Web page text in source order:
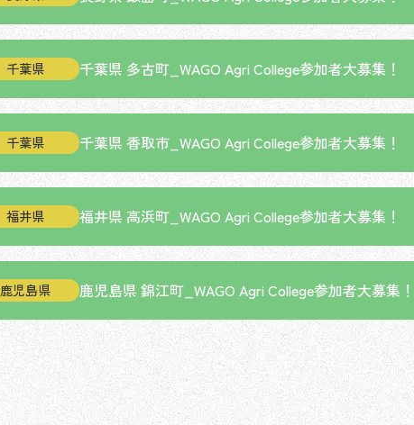
千葉県 千葉県 多古町_WAGO Agri College参加者大募集！
千葉県 千葉県 香取市_WAGO Agri College参加者大募集！
福井県 福井県 高浜町_WAGO Agri College参加者大募集！
鹿児島県 鹿児島県 錦江町_WAGO Agri College参加者大募集！